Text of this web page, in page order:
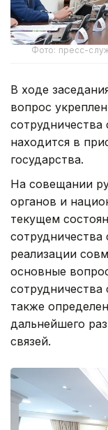
Фото: пресс-
В ходе
вопрос
находится в
государства.
На совещании
органов и
текущем
реализации
основные
также
дальнейшего
связей.